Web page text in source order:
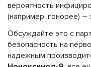
вероятность
(например, гонорее) –
Обсуждайте это с
безопасность на
надежным